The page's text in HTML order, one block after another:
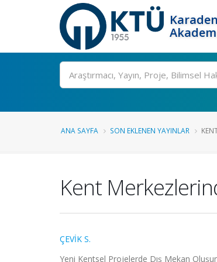
Ara
ANA SAYFA SON EKLENEN YAYINLAR
Kent
ÇEVİK S.
Yeni Kentsel Projelerde Dış Mekan